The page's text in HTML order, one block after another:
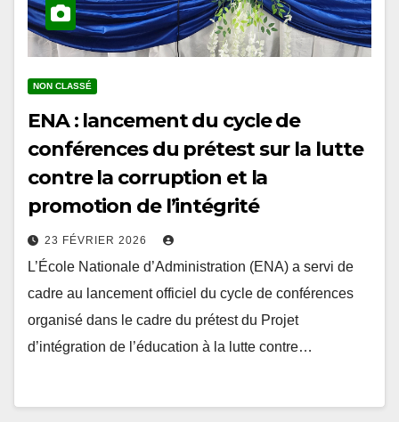
NON CLASSÉ
ENA : lancement du cycle de
conférences du prétest sur la lutte
contre la corruption et la
promotion de l’intégrité
23 FÉVRIER 2026
L’École Nationale d’Administration (ENA) a servi de
cadre au lancement officiel du cycle de conférences
organisé dans le cadre du prétest du Projet
d’intégration de l’éducation à la lutte contre…